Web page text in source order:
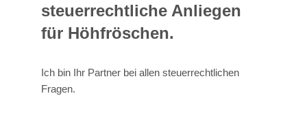
steuerrechtliche Anliegen
für Höhfröschen.
Ich bin Ihr Partner bei allen steuerrechtlichen
Fragen.